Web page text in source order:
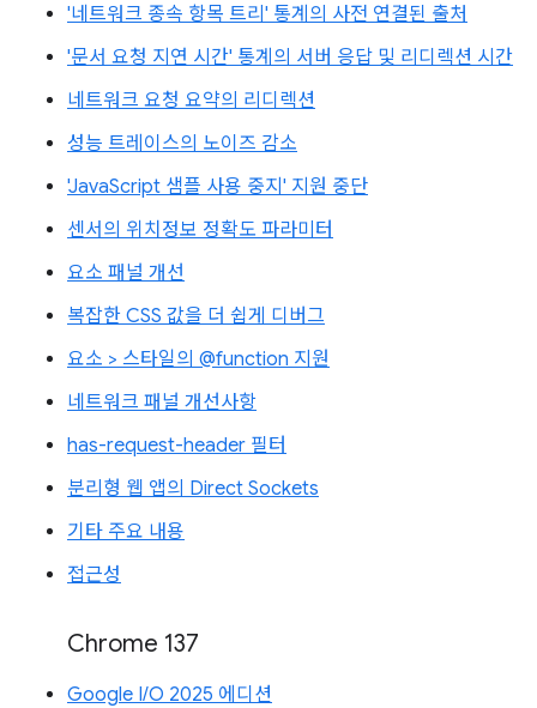
'네트워크 종속 항목 트리' 통계의 사전 연결된 출처
'문서 요청 지연 시간' 통계의 서버 응답 및 리디렉션 시간
네트워크 요청 요약의 리디렉션
성능 트레이스의 노이즈 감소
'JavaScript 샘플 사용 중지' 지원 중단
센서의 위치정보 정확도 파라미터
요소 패널 개선
복잡한 CSS 값을 더 쉽게 디버그
요소 > 스타일의 @function 지원
네트워크 패널 개선사항
has-request-header 필터
분리형 웹 앱의 Direct Sockets
기타 주요 내용
접근성
Chrome 137
Google I/O 2025 에디션